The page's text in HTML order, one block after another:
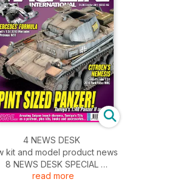
4 NEWS DESK
kit and model product news
8 NEWS DESK SPECIAL
Nationals from Omaha, Nebraska
read more